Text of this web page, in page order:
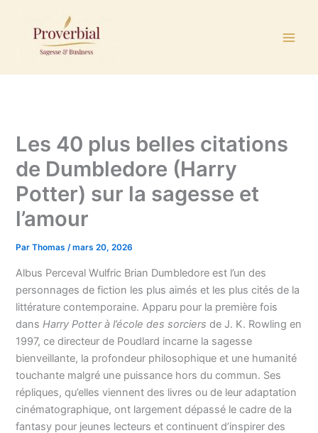
contenu
Les 40 plus belles citations
de Dumbledore (Harry
Potter) sur la sagesse et
l’amour
ParThomas/mars 20, 2026
Albus Perceval Wulfric Brian Dumbledore est l’un des
personnages de fiction les plus aimés et les plus cités de la
littérature contemporaine. Apparu pour la première fois
dansHarry Potter à l’école des sorciers de J. K. Rowling en
1997, ce directeur de Poudlard incarne la sagesse
bienveillante, la profondeur philosophique et une humanité
touchante malgré une puissance hors du commun. Ses
répliques, qu’elles viennent des livres ou de leur adaptation
cinématographique, ont largement dépassé le cadre de la
fantasy pour jeunes lecteurs et continuent d’inspirer des